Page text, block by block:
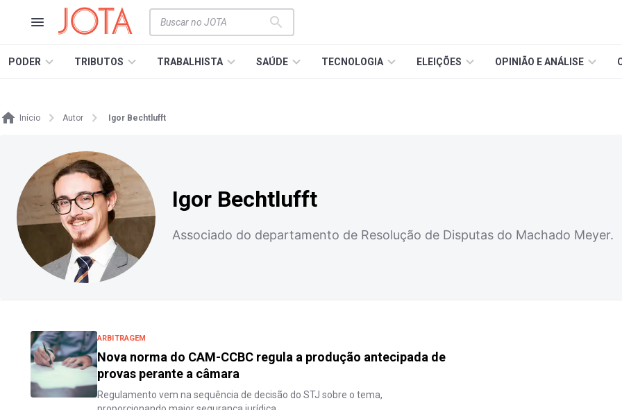
PODER TRIBUTOS TRABALHISTA SAÚDE TECNOLOGIA ELEIÇÕES OPINIÃO E ANÁLISE
Início Autor Igor Bechtlufft
Igor Bechtlufft
Associado do departamento de Resolução de Disputas do Machado Meyer.
ARBITRAGEM
Nova norma do CAM-CCBC regula a produção antecipada de
provas perante a câmara
Regulamento vem na sequência de decisão do STJ sobre o tema,